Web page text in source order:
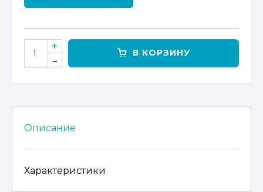
КОЛИЧЕСТВО
ТОВАРА
CF625-
Z6
В КОРЗИНУ
Описание
Характеристики